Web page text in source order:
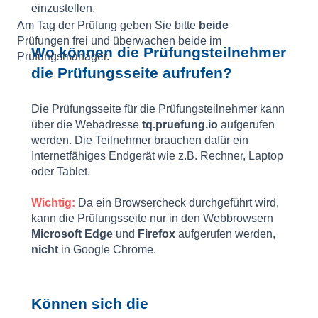
einzustellen.
Wo können die Prüfungsteilnehmer
die Prüfungsseite aufrufen?
Die Prüfungsseite für die Prüfungsteilnehmer kann
über die Webadresse tq.pruefung.io aufgerufen
werden. Die Teilnehmer brauchen dafür ein
Internetfähiges Endgerät wie z.B. Rechner, Laptop
oder Tablet.
Wichtig: Da ein Browsercheck durchgeführt wird,
kann die Prüfungsseite nur in den Webbrowsern
Microsoft Edge und Firefox aufgerufen werden,
nicht in Google Chrome.
Können sich die
Am Tag der Prüfung geben Sie bitte beide
Prüfungen frei und überwachen beide im
Prüfungsmanager.